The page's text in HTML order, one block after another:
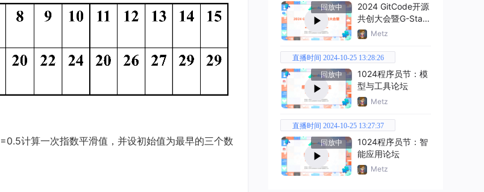
=0.5计算一次指数平滑值，并设初始值为最早的三个数
回放中
2024 GitCode开源
共创大会暨G-Star
嘉年华
Metz
直播时间 2024-10-25 13:28:26
回放中
1024程序员节：模
型与工具论坛
Metz
直播时间 2024-10-25 13:27:37
回放中
1024程序员节：智
能应用论坛
Metz